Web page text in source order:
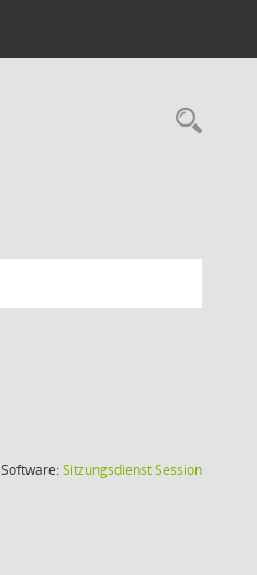
Software:SitzungsdienstSession(Wird in